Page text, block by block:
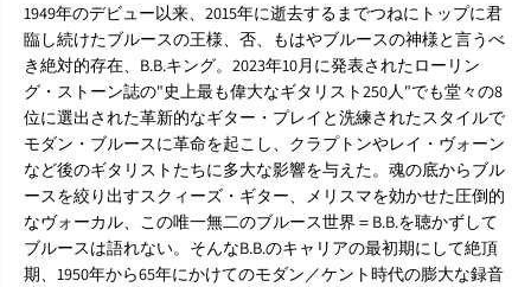
k
a
n
d
H
i
t
s
』
C
D
k
s
a
n
d
H
i
』
C
D
1949年のデビュー以来、2015年に逝去するまでつねにトップに君
臨し続けたブルースの王様、否、もはやブルースの神様と言うべ
き絶対的存在、B.B.キング。2023年10月に発表されたローリン
グ・ストーン誌の"史上最も偉大なギタリスト250人"でも堂々の8
位に選出された革新的なギター・プレイと洗練されたスタイルで
モダン・ブルースに革命を起こし、クラプトンやレイ・ヴォーン
など後のギタリストたちに多大な影響を与えた。魂の底からブル
ースを絞り出すスクィーズ・ギター、メリスマを効かせた圧倒的
なヴォーカル、この唯一無二のブルース世界＝B.B.を聴かずして
ブルースは語れない。そんなB.B.のキャリアの最初期にして絶頂
期、1950年から65年にかけてのモダン／ケント時代の膨大な録音